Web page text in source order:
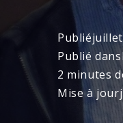
Publié
Publié dans
2 minutes
Mise à jour